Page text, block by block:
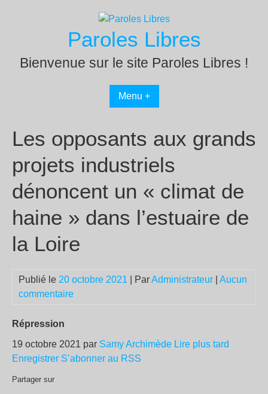
Paroles Libres
Bienvenue sur le site Paroles Libres !
Menu +
Les opposants aux grands
projets industriels
dénoncent un « climat de
haine » dans l’estuaire de
la Loire
Publié le 20 octobre 2021 | ParAdministrateur
Aucun
commentaire
Répression
19 octobre 2021 par Samy Archimède Lire plus tard
Enregistrer S’abonner au RSS
Partager sur